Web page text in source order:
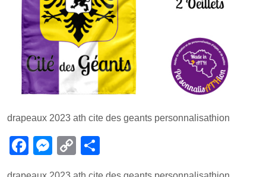
drapeaux 2023 ath cite des geants personnalisathion
F
M
C